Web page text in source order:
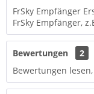
FrSky Empfänger
FrSky Empfänger,
Bewertungen
2
Bewertungen